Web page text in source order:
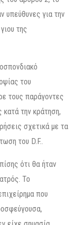
υπεύθυνες για την
της
του
τους παράγοντες
κατά την κράτηση,
σχετικά με τα
του D.F..
ότι θα ήταν
Το
που